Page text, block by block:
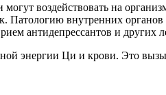
воздействовать на
Патологию внутренних
антидепрессантов и
Ци и крови. Это